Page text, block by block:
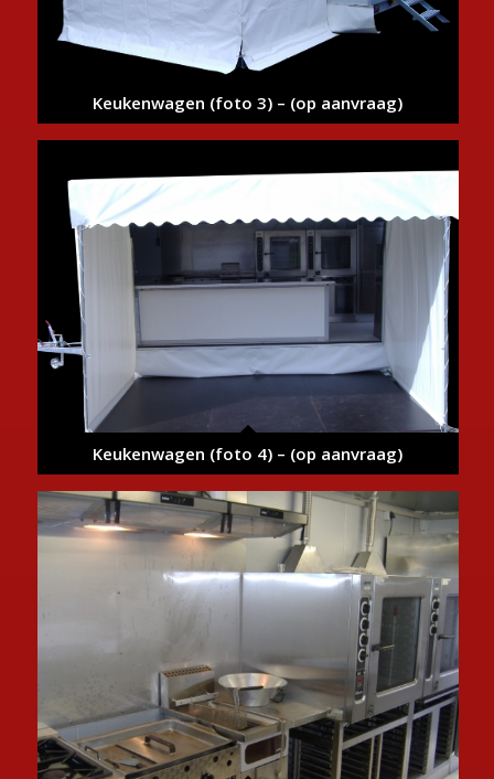
Keukenwagen (foto 3) – (op aanvraag)
Keukenwagen (foto 4) – (op aanvraag)